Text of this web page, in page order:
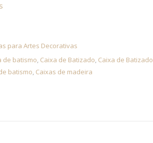
para Artes Decorativas
de batismo, Caixa de Batizado, Caixa de Batizado
batismo, Caixas de madeira